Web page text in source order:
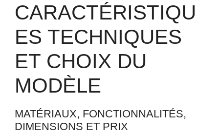
CARACTÉRISTIQU
ES TECHNIQUES
ET CHOIX DU
MODÈLE
MATÉRIAUX, FONCTIONNALITÉS,
DIMENSIONS ET PRIX